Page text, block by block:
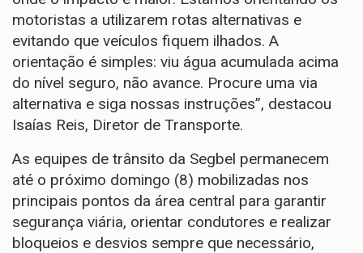
motoristas a utilizarem rotas alternativas e
evitando que veículos fiquem ilhados. A
orientação é simples: viu água acumulada acima
do nível seguro, não avance. Procure uma via
alternativa e siga nossas instruções”, destacou
Isaías Reis, Diretor de Transporte.
As equipes de trânsito da Segbel permanecem
até o próximo domingo (8) mobilizadas nos
principais pontos da área central para garantir
segurança viária, orientar condutores e realizar
bloqueios e desvios sempre que necessário,